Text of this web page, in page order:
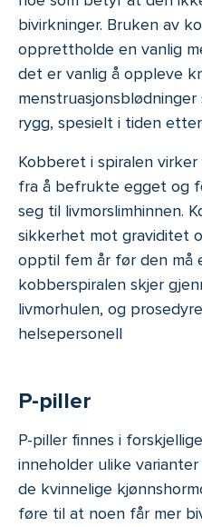
bivirkninger. Bruken av
opprettholde en vanlig
det er vanlig å oppleve
rygg, spesielt i tiden
Kobberet i spiralen
fra å befrukte egget og
seg til livmorslimhinnen.
sikkerhet mot graviditet
opptil fem år før den må
kobberspiralen skjer
livmorhulen, og
helsepersonell
P-piller
P-piller finnes i
inneholder ulike
de kvinnelige
føre til at noen får mer